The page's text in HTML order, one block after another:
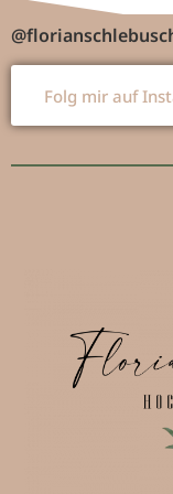
Folg mir auf